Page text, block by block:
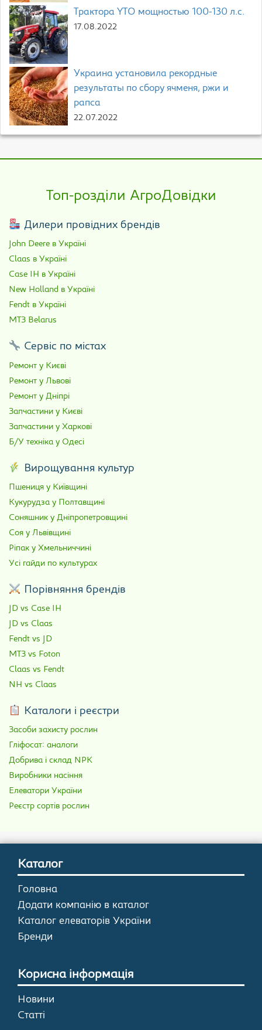
Трактора YTO мощностью 100-130 л.с.
17.08.2022
Украина установила рекордные
результаты по сбору ячменя, ржи и
рапса
22.07.2022
Топ-розділи АгроДовідки
Дилери провідних брендів
John Deere в Україні
Claas в Україні
Case IH в Україні
New Holland в Україні
Fendt в Україні
МТЗ Belarus
Сервіс по містах
Ремонт у Києві
Ремонт у Львові
Ремонт у Дніпрі
Запчастини у Києві
Запчастини у Харкові
Б/У техніка у Одесі
Вирощування культур
Пшениця у Київщині
Кукурудза у Полтавщині
Соняшник у Дніпропетровщині
Соя у Львівщині
Ріпак у Хмельниччині
Усі гайди по культурах
Порівняння брендів
JD vs Case IH
JD vs Claas
Fendt vs JD
МТЗ vs Foton
Claas vs Fendt
NH vs Claas
Каталоги і реєстри
Засоби захисту рослин
Гліфосат: аналоги
Добрива і склад NPK
Виробники насіння
Елеватори України
Реєстр сортів рослин
Каталог
Головна
Додати компанію в каталог
Каталог елеваторів України
Бренди
Корисна інформація
Новини
Статті